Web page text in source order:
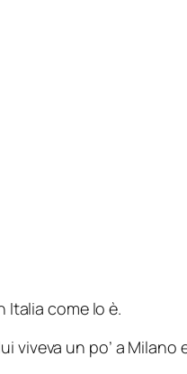
Italia come lo è.
un po’ a Milano